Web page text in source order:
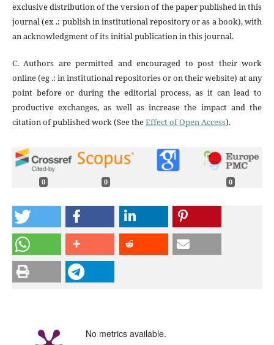
exclusive distribution of the version of the paper published in this
journal (ex .: publish in institutional repository or as a book), with
an acknowledgment of its initial publication in this journal.
C. Authors are permitted and encouraged to post their work
online (eg .: in institutional repositories or on their website) at any
point before or during the editorial process, as it can lead to
productive exchanges, as well as increase the impact and the
citation of published work (See theEffect of Open Access).
0 0 0
No metrics available.